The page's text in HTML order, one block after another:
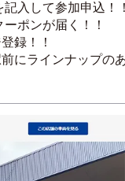
入して参加申込！！
ポンが届く！！
録！！
にラインナップの